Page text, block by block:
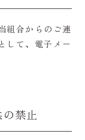
組合からのご連
して、電子メー
禁止